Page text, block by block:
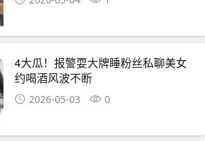
4大瓜！报警耍大牌睡粉丝私聊美女
约喝酒风波不断
2026-05-03 0